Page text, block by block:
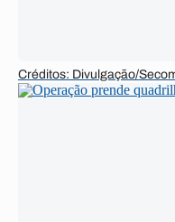
Créditos: Divulgação/